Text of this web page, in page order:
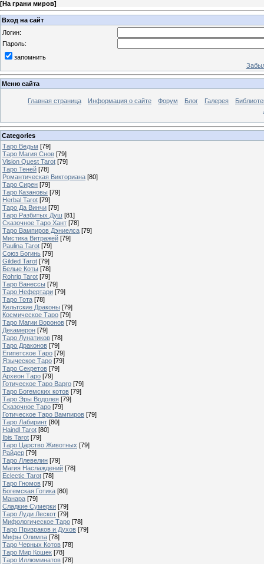
[На грани миров]
Вход на сайт
Логин:
Пароль:
запомнить
Меню сайта
Главная страница Информация о сайте Форум Блог Галерея
Categories
Таро Ведьм [79]
Таро Магия Снов [79]
Vision Quest Tarot [79]
Таро Теней [78]
Романтическая Викториана [80]
Таро Сирен [79]
Таро Казановы [79]
Herbal Tarot [79]
Таро Да Винчи [79]
Таро Разбитых Душ [81]
Сказочное Таро Хант [78]
Таро Вампиров Дэниелса [79]
Мистика Витражей [79]
Paulina Tarot [79]
Союз Богинь [79]
Gilded Tarot [79]
Белые Коты [78]
Rohrig Tarot [79]
Таро Ванессы [79]
Таро Нефертари [79]
Таро Тота [78]
Кельтские Драконы [79]
Космическое Таро [79]
Таро Магии Воронов [79]
Декамерон [79]
Таро Лунатиков [78]
Таро Драконов [79]
Египетское Таро [79]
Языческое Таро [79]
Таро Секретов [79]
Археон Таро [79]
Готическое Таро Варго [79]
Таро Богемских котов [79]
Таро Эры Водолея [79]
Сказочное Таро [79]
Готическое Таро Вампиров [79]
Таро Лабиринт [80]
Haindl Tarot [80]
Ibis Tarot [79]
Таро Царство Животных [79]
Райдер [79]
Таро Ллевелин [79]
Магия Наслаждений [78]
Eclectic Tarot [78]
Таро Гномов [79]
Богемская Готика [80]
Манара [79]
Сладкие Сумерки [79]
Таро Луди Лескот [79]
Мифологическое Таро [78]
Таро Призраков и Духов [79]
Мифы Олимпа [78]
Таро Черных Котов [78]
Таро Мир Кошек [78]
Таро Иллюминатов [78]